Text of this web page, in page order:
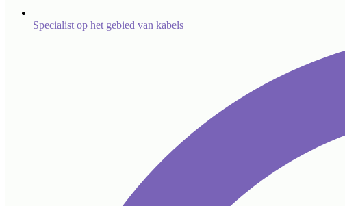
Specialist op het gebied van kabels